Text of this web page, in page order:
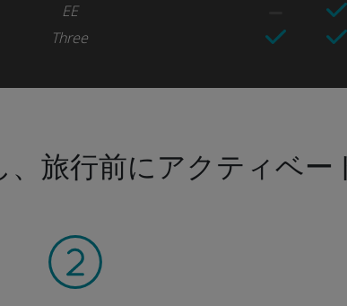
EE
Three
旅行前にアクティベー